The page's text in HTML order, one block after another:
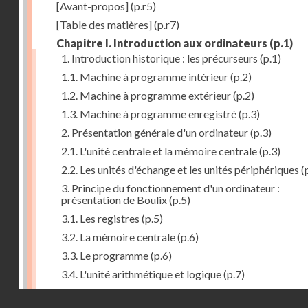
[Avant-propos](p.r5)
[Table des matières](p.r7)
Chapitre I. Introduction aux ordinateurs (p.1)
1. Introduction historique : les précurseurs (p.1)
1.1. Machine à programme intérieur(p.2)
1.2. Machine à programme extérieur(p.2)
1.3. Machine à programme enregistré(p.3)
2. Présentation générale d'un ordinateur(p.3)
2.1. L'unité centrale et la mémoire centrale(p.3)
2.2. Les unités d'échange et les unités périphériques
3. Principe du fonctionnement d'un ordinateur :
présentation de Boulix(p.5)
3.1. Les registres (p.5)
3.2. La mémoire centrale(p.6)
3.3. Le programme(p.6)
3.4. L'unité arithmétique et logique(p.7)
3.5. L'unité de contrôle(p.8)